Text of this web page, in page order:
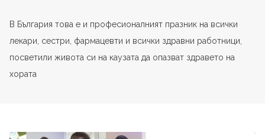
В България това е и професионалният празник на всички
лекари, сестри, фармацевти и всички здравни работници,
посветили живота си на каузата да опазват здравето на
хората